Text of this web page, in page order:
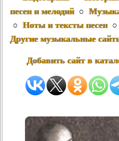
песен и мелодий○
○ Ноты и тексты песен○
Другие музыкальные
Добавить сайт в